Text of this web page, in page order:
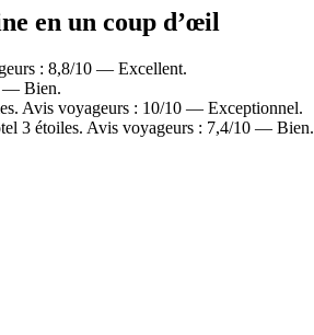
en un coup d’œil
: 8,8/10 — Excellent.
— Bien.
Avis voyageurs : 10/10 — Exceptionnel.
3 étoiles. Avis voyageurs : 7,4/10 — Bien.